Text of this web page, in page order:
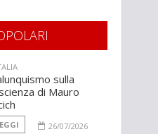
sulla
di Mauro
26/07/2026